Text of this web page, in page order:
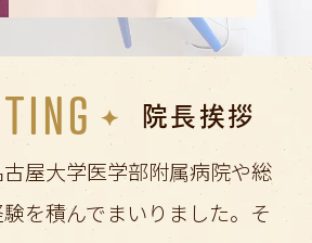
院長挨拶
屋大学医学部附属病院や総
を積んでまいりました。そ